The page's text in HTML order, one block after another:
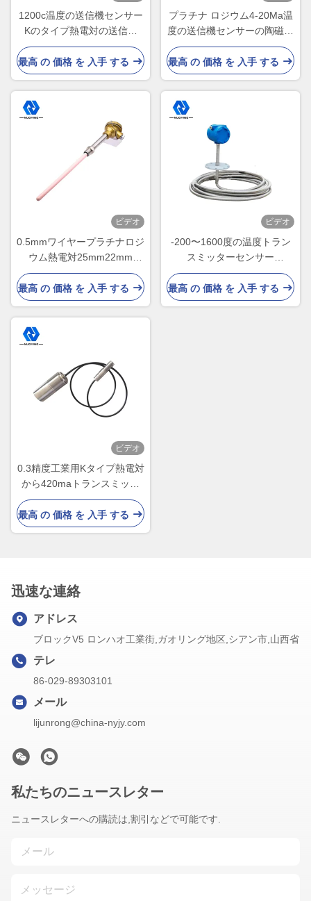
1200c温度の送信機センサー
Kのタイプ熱電対の送信機
0.5mm
最高 の 価格 を 入手 する
プラチナ ロジウム4-20Ma温
度の送信機センサーの陶磁器
の調査の熱電対の温度の送信
機
最高 の 価格 を 入手 する
ビデオ
0.5mmワイヤープラチナロジ
ウム熱電対25mm22mm
16mm
最高 の 価格 を 入手 する
ビデオ
-200〜1600度の温度トラン
スミッターセンサー
IP67HART温度トランスミッ
ター
最高 の 価格 を 入手 する
ビデオ
0.3精度工業用Kタイプ熱電対
から420maトランスミッタ
ー-20から400度
最高 の 価格 を 入手 する
迅速な連絡
アドレス
ブロックV5 ロンハオ工業街,ガオリング地区,シアン市,山西省
テレ
86-029-89303101
メール
lijunrong@china-nyjy.com
私たちのニュースレター
ニュースレターへの購読は,割引などで可能です.